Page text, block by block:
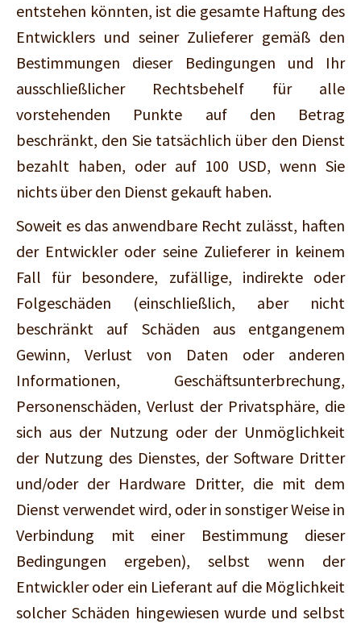
entstehen könnten, ist die gesamte Haftung des
Entwicklers und seiner Zulieferer gemäß den
Bestimmungen dieser Bedingungen und Ihr
ausschließlicher Rechtsbehelf für alle
vorstehenden Punkte auf den Betrag
beschränkt, den Sie tatsächlich über den Dienst
bezahlt haben, oder auf 100 USD, wenn Sie
nichts über den Dienst gekauft haben.
Soweit es das anwendbare Recht zulässt, haften
der Entwickler oder seine Zulieferer in keinem
Fall für besondere, zufällige, indirekte oder
Folgeschäden (einschließlich, aber nicht
beschränkt auf Schäden aus entgangenem
Gewinn, Verlust von Daten oder anderen
Informationen, Geschäftsunterbrechung,
Personenschäden, Verlust der Privatsphäre, die
sich aus der Nutzung oder der Unmöglichkeit
der Nutzung des Dienstes, der Software Dritter
und/oder der Hardware Dritter, die mit dem
Dienst verwendet wird, oder in sonstiger Weise in
Verbindung mit einer Bestimmung dieser
Bedingungen ergeben), selbst wenn der
Entwickler oder ein Lieferant auf die Möglichkeit
solcher Schäden hingewiesen wurde und selbst